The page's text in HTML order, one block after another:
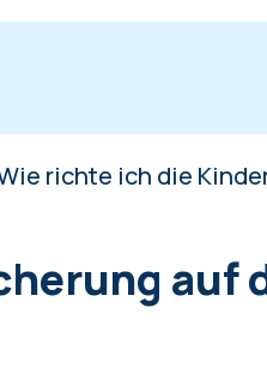
iPhone einrichtet
einrichtet
an erster Stelle
richte ich die
auf